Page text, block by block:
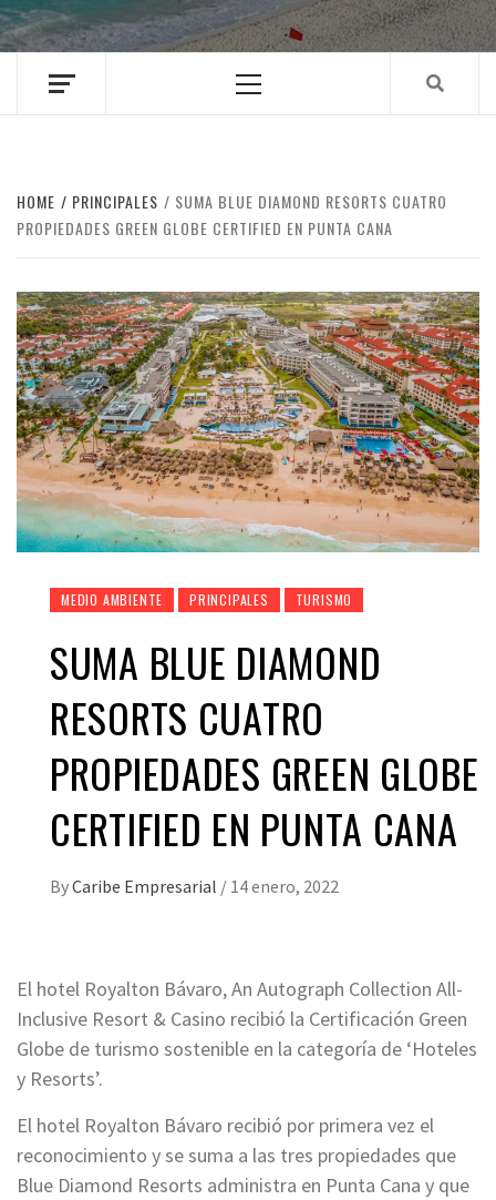
Menu
HOME PRINCIPALES
SUMA BLUE DIAMOND RESORTS CUATRO
PROPIEDADES GREEN GLOBE CERTIFIED EN PUNTA CANA
MEDIO AMBIENTE PRINCIPALES TURISMO
SUMA BLUE DIAMOND
RESORTS CUATRO
PROPIEDADES GREEN GLOBE
CERTIFIED EN PUNTA CANA
ByCaribe Empresarial / 14 enero, 2022
El hotel Royalton Bávaro, An Autograph Collection All-
Inclusive Resort & Casino recibió la Certificación Green
Globe de turismo sostenible en la categoría de ‘Hoteles
y Resorts’.
El hotel Royalton Bávaro recibió por primera vez el
reconocimiento y se suma a las tres propiedades que
Blue Diamond Resorts administra en Punta Cana y que